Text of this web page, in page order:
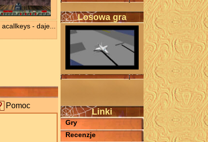
- daje...
Pomoc
Losowa gra
Linki
Gry
Recenzje